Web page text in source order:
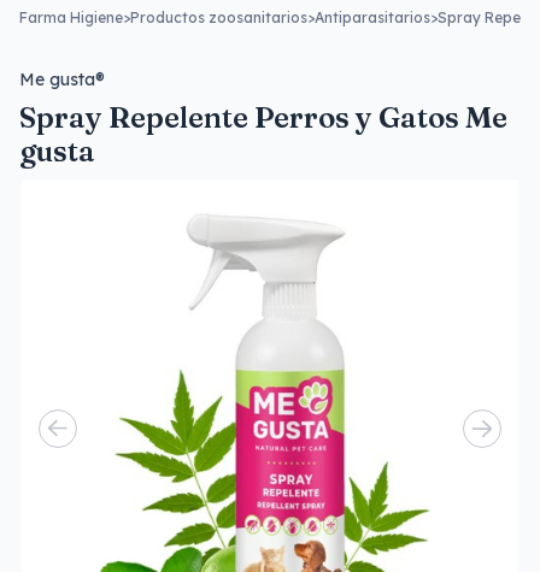
Farma Higiene>Productos zoosanitarios>Antiparasitarios>Spray
Me gusta®
Spray Repelente Perros y Gatos Me
gusta